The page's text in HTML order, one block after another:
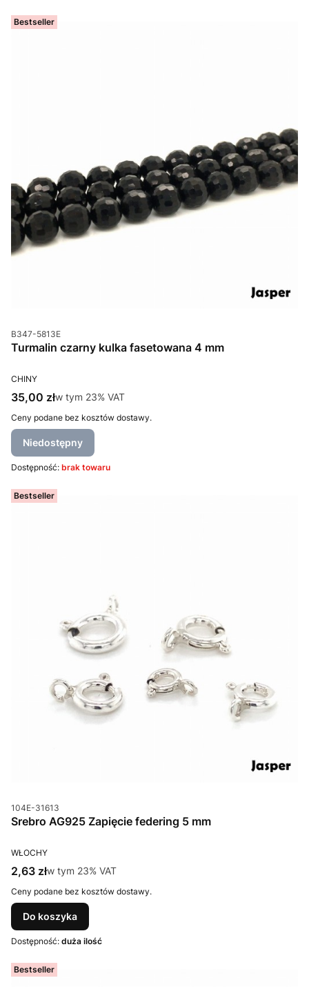
Bestseller
Kod produktu
B347-5813E
Turmalin czarny kulka fasetowana 4 mm
PRODUCENT
CHINY
Cena brutto
35,00 złw tym %s VAT
w tym 23% VAT
Ceny podane bez kosztów dostawy.
Niedostępny
Dostępność: brak towaru
Bestseller
Kod produktu
104E-31613
Srebro AG925 Zapięcie federing 5 mm
PRODUCENT
WŁOCHY
Cena brutto
2,63 złw tym %s VAT
w tym 23% VAT
Ceny podane bez kosztów dostawy.
Do koszyka
Dostępność: duża ilość
Bestseller